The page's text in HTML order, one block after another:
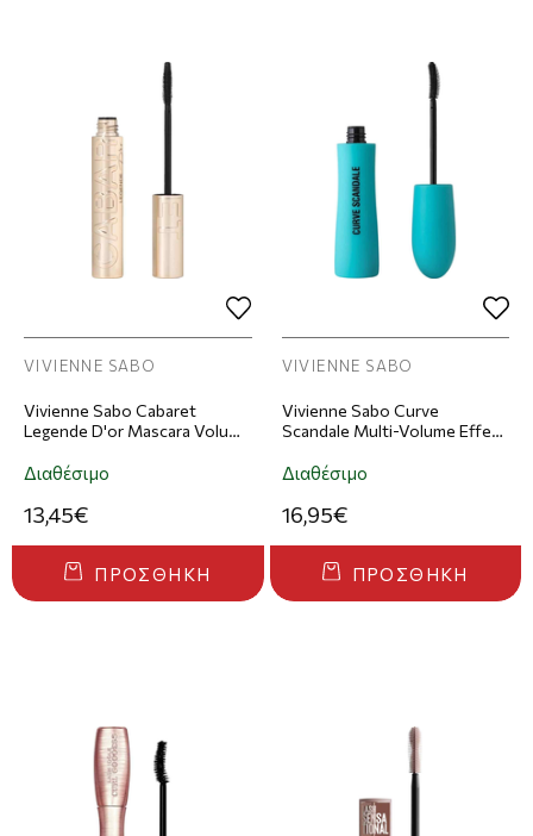
VIVIENNE SABO
Vivienne Sabo Cabaret
Legende D'or Mascara Volume
Όγκο & Μήκος - 01
Διαθέσιμο
13,45€
ΠΡΟΣΘΉΚΗ
VIVIENNE SABO
Vivienne Sabo Curve
Scandale Multi-Volume Effect
& Καμπύλη - 01 Black
Διαθέσιμο
16,95€
ΠΡΟΣΘΉΚΗ